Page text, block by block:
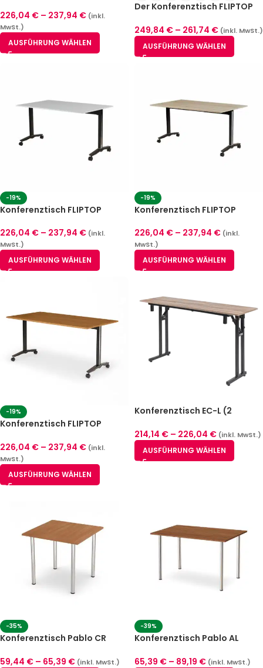
226,04 € – 237,94 € (inkl.
MwSt.)
AUSFÜHRUNG WÄHLEN
Der Konferenztisch FLIPTOP
249,84 € – 261,74 € (inkl. MwSt.)
AUSFÜHRUNG WÄHLEN
-19%
Konferenztisch FLIPTOP
226,04 € – 237,94 € (inkl.
MwSt.)
AUSFÜHRUNG WÄHLEN
-19%
Konferenztisch FLIPTOP
226,04 € – 237,94 € (inkl.
MwSt.)
AUSFÜHRUNG WÄHLEN
-19%
Konferenztisch FLIPTOP
226,04 € – 237,94 € (inkl.
MwSt.)
AUSFÜHRUNG WÄHLEN
Konferenztisch EC-L (2
214,14 € – 226,04 € (inkl. MwSt.)
AUSFÜHRUNG WÄHLEN
-35%
Konferenztisch Pablo CR
59,44 € – 65,39 € (inkl. MwSt.)
-39%
Konferenztisch Pablo AL
65,39 € – 89,19 € (inkl. MwSt.)